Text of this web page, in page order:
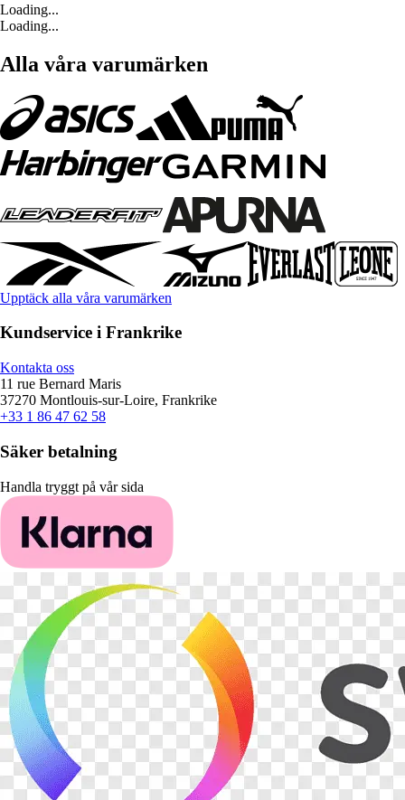
Loading...
Loading...
Alla våra varumärken
Upptäck alla våra varumärken
Kundservice i Frankrike
Kontakta oss
11 rue Bernard Maris
37270 Montlouis-sur-Loire, Frankrike
+33 1 86 47 62 58
Säker betalning
Handla tryggt på vår sida